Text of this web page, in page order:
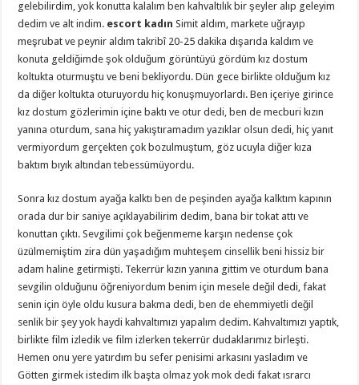
gelebilirdim, yok konutta kalalım ben kahvaltılık bir şeyler alıp geleyim
dedim ve alt indim. escort kadın Simit aldım, markete uğrayıp
meşrubat ve peynir aldım takribî 20-25 dakika dışarıda kaldım ve
konuta geldiğimde şok olduğum görüntüyü gördüm kız dostum
koltukta oturmuştu ve beni bekliyordu. Dün gece birlikte olduğum kız
da diğer koltukta oturuyordu hiç konuşmuyorlardı. Ben içeriye girince
kız dostum gözlerimin içine baktı ve otur dedi, ben de mecburi kızın
yanına oturdum, sana hiç yakıştıramadım yazıklar olsun dedi, hiç yanıt
vermiyordum gerçekten çok bozulmuştum, göz ucuyla diğer kıza
baktım bıyık altından tebessümüyordu.
Sonra kız dostum ayağa kalktı ben de peşinden ayağa kalktım kapının
orada dur bir saniye açıklayabilirim dedim, bana bir tokat attı ve
konuttan çıktı. Sevgilimi çok beğenmeme karşın nedense çok
üzülmemiştim zira dün yaşadığım muhteşem cinsellik beni hissiz bir
adam haline getirmişti. Tekerrür kızın yanına gittim ve oturdum bana
sevgilin olduğunu öğreniyordum benim için mesele değil dedi, fakat
senin için öyle oldu kusura bakma dedi, ben de ehemmiyetli değil
senlik bir şey yok haydi kahvaltımızı yapalım dedim. Kahvaltımızı yaptık,
birlikte film izledik ve film izlerken tekerrür dudaklarımız birleşti.
Hemen onu yere yatırdım bu sefer penisimi arkasını yasladım ve
Götten girmek istedim ilk başta olmaz yok mok dedi fakat ısrarcı